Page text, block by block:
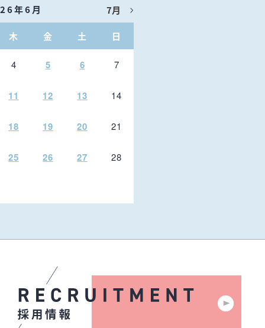
年6月
木 金 土 日
7月
4 5 6 7
11 12 13 14
18 19 20 21
25 26 27 28